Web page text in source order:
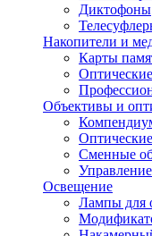
Диктофоны
Накопители и
Карты
Объективы и
Сменные
Освещение
Лампы для